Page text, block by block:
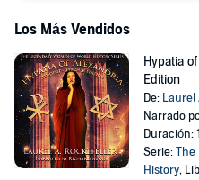
Los Más Vendidos
Hypatia
Edition
De: Laurel
Narrado
Duración:
Serie:The
History,